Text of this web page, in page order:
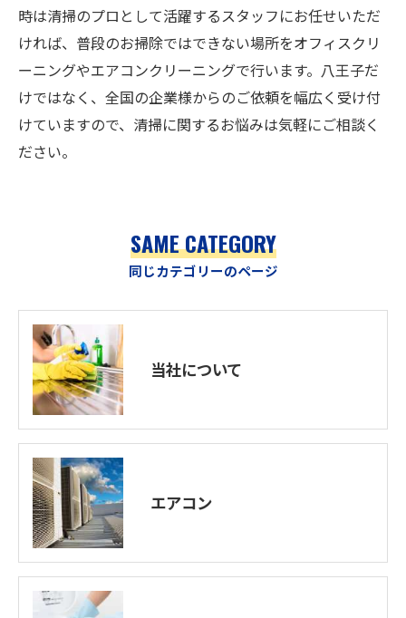
時は清掃のプロとして活躍するスタッフにお任せいただ
ければ、普段のお掃除ではできない場所をオフィスクリ
ーニングやエアコンクリーニングで行います。八王子だ
けではなく、全国の企業様からのご依頼を幅広く受け付
けていますので、清掃に関するお悩みは気軽にご相談く
ださい。
同じカテゴリーのページ
SAME CATEGORY
当社について
エアコン